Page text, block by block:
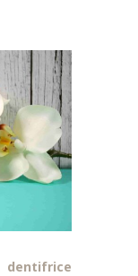
dentifrice